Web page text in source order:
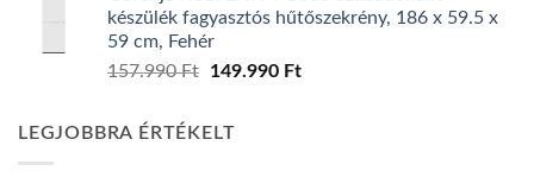
139.990 Ft.119.990 Ft.
készülék fagyasztós hűtőszekrény, 186 x 59.5 x
59 cm, Fehér
157.990Ft
Original
157.990 Ft.
149.990 FtCurrent
LEGJOBBRA ÉRTÉKELT